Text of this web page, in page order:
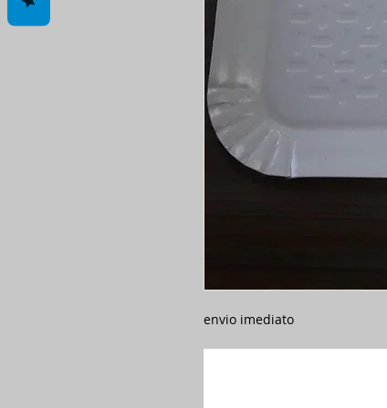
envio imediato